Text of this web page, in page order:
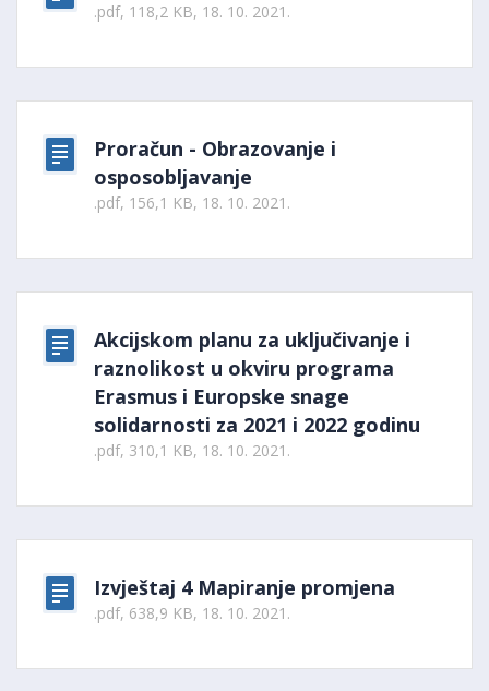
.pdf, 118,2 KB, 18. 10. 2021.
Proračun - Obrazovanje i
osposobljavanje
.pdf, 156,1 KB, 18. 10. 2021.
Akcijskom planu za uključivanje i
raznolikost u okviru programa
Erasmus i Europske snage
solidarnosti za 2021 i 2022 godinu
.pdf, 310,1 KB, 18. 10. 2021.
Izvještaj 4 Mapiranje promjena
.pdf, 638,9 KB, 18. 10. 2021.